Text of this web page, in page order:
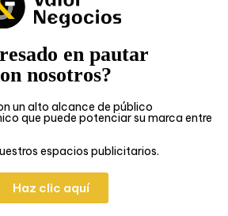
en pautar
nosotros?
un alto alcance de público
que puede potenciar su marca entre
espacios publicitarios.
Haz clic aquí